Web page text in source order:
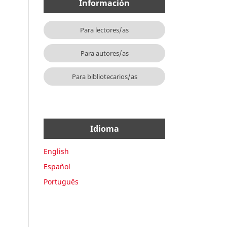
Información
Para lectores/as
Para autores/as
Para bibliotecarios/as
Idioma
English
Español
Português